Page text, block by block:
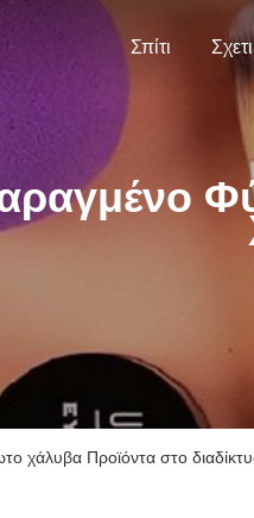
Σπίτι
χάλυβα Προϊόντα στο